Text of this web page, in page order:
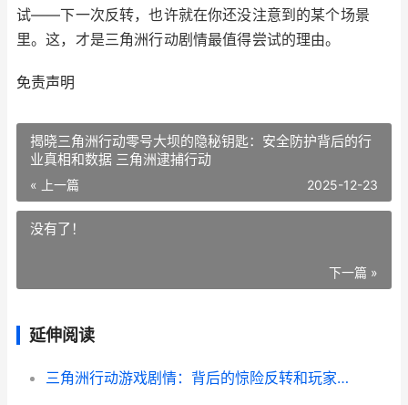
试——下一次反转，也许就在你还没注意到的某个场景
里。这，才是三角洲行动剧情最值得尝试的理由。
免责声明
揭晓三角洲行动零号大坝的隐秘钥匙：安全防护背后的行
业真相和数据 三角洲逮捕行动
« 上一篇 2025-12-23
没有了！
下一篇 »
延伸阅读
三角洲行动游戏剧情：背后的惊险反转和玩家热议真相大揭晓 三角洲行动游戏解说